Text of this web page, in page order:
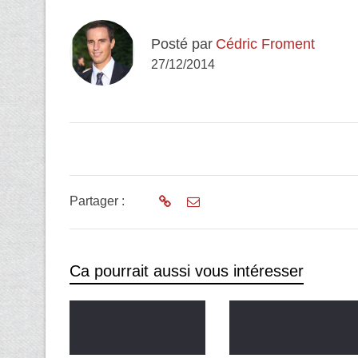
Posté par Cédric Froment
27/12/2014
Partager :
Ca pourrait aussi vous intéresser